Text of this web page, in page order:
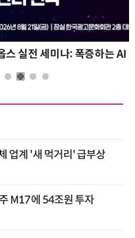
는 AI 토큰 비용 관리 전략
업계 '새 먹거리' 급부상
M17에 54조원 투자